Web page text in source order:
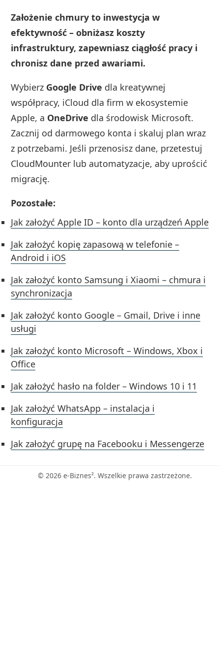
Założenie chmury to inwestycja w
efektywność – obniżasz koszty
infrastruktury, zapewniasz ciągłość pracy i
chronisz dane przed awariami.
Wybierz Google Drive dla kreatywnej
współpracy, iCloud dla firm w ekosystemie
Apple, a OneDrive dla środowisk Microsoft.
Zacznij od darmowego konta i skaluj plan wraz
z potrzebami. Jeśli przenosisz dane, przetestuj
CloudMounter lub automatyzacje, aby uprościć
migrację.
Pozostałe:
Jak założyć Apple ID – konto dla urządzeń Apple
Jak założyć kopię zapasową w telefonie –
Android i iOS
Jak założyć konto Samsung i Xiaomi – chmura i
synchronizacja
Jak założyć konto Google – Gmail, Drive i inne
usługi
Jak założyć konto Microsoft – Windows, Xbox i
Office
Jak założyć hasło na folder – Windows 10 i 11
Jak założyć WhatsApp – instalacja i
konfiguracja
Jak założyć grupę na Facebooku i Messengerze
© 2026 e-Biznes². Wszelkie prawa zastrzeżone.